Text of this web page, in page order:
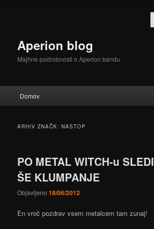
Aperion blog
Majhne podrobnosti o Aperion bandu
Domov
ARHIV ZNAČK:NASTOP
PO METAL WITCH-u SLEDI
ŠE KLUMPANJE
Objavljeno18/06/2012
En vroč pozdrav vsem metalcem tam zunaj!